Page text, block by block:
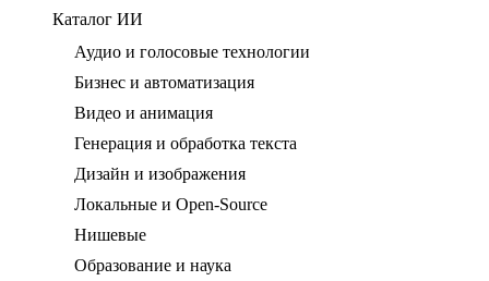
Каталог ИИ
Аудио и голосовые технологии
Бизнес и автоматизация
Видео и анимация
Генерация и обработка текста
Дизайн и изображения
Локальные и Open-Source
Нишевые
Образование и наука